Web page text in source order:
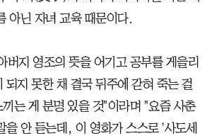
아닌 자녀 교육 때문이다.
버지 영조의 뜻을 어기고 공부를 게을리
되지 못한 채 결국 뒤주에 갇혀 죽는 걸
는 게 분명 있을 것"이라며 "요즘 사춘
을 안 듣는데, 이 영화가 스스로 '사도세